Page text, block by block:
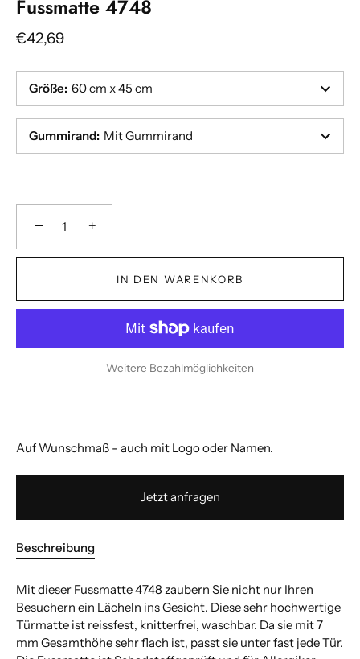
Fussmatte 4748
€42,69
Größe: 60 cm x 45 cm
Gummirand: Mit Gummirand
− +
IN DEN WARENKORB
Weitere Bezahlmöglichkeiten
Auf Wunschmaß - auch mit Logo oder Namen.
Jetzt anfragen
Beschreibung
Mit dieser Fussmatte 4748 zaubern Sie nicht nur Ihren
Besuchern ein Lächeln ins Gesicht. Diese sehr hochwertige
Türmatte ist reissfest, knitterfrei, waschbar. Da sie mit 7
mm Gesamthöhe sehr flach ist, passt sie unter fast jede Tür.